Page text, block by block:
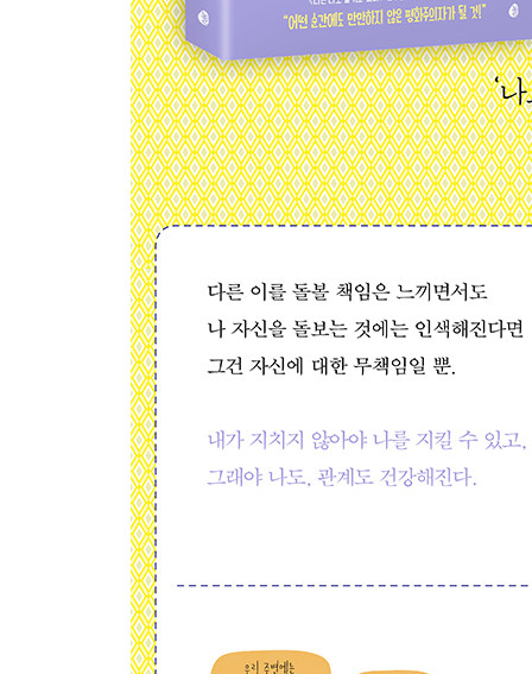
모든 걸 과거의 문제로 여기지는 말 것
조바심 내지 않기
5장 참지 말고 원활하게
: 마음을 언어로 표현한다는 것
무례함에도 과속 방지턱이 필요합니다
그걸 꼭 말로 해야 압니다
마음을 물어주세요
일단 표현해야 상대의 진가를 안다
나만의 분노 조절 장치를 만들 것
나를 지킬 수 있는 언어
표현에도 준비운동이 필요해
사람은 고쳐 쓸 수 없어요
억압의 이어달리기를 끝내봅시다
싸움을 멈추는 방법
6장 냉담해지지 말고 다정하게
: 사랑을 배운다는 것
번아웃 금지
화해의 기술